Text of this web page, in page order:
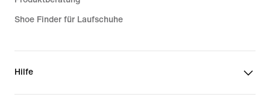
Shoe Finder für Laufschuhe
Hilfe